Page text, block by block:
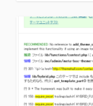
ゴ
リ